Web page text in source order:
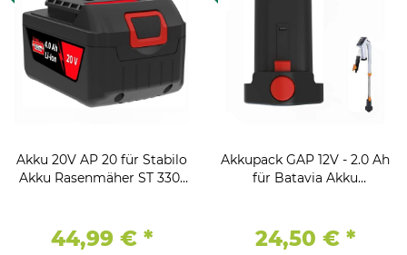
Akku 20V AP 20 für Stabilo
Akku Rasenmäher ST 330-
44,99 € *
Akkupack GAP 12V - 2.0 Ah
für Batavia Akku
24,50 € *